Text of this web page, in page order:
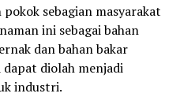
sebagian masyarakat
ini sebagai bahan
dan bahan bakar
diolah menjadi
industri.